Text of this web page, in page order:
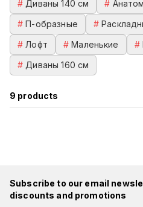
# Диваны 140 см #
#П-образные #
# Лофт #Маленькие #
# Диваны 160 см
9 products
Subscribe to our email
discounts and promotions